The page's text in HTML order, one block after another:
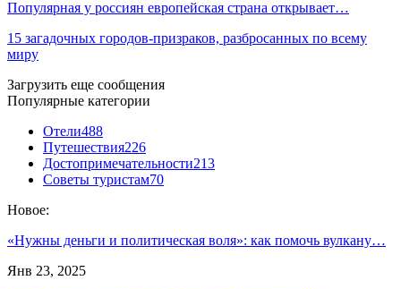
Популярная у россиян европейская страна открывает…
15 загадочных городов-призраков, разбросанных по всему
миру
Загрузить еще сообщения
Популярные категории
Отели488
Путешествия226
Достопримечательности213
Советы туристам70
Новое:
«Нужны деньги и политическая воля»: как помочь вулкану…
Янв 23, 2025